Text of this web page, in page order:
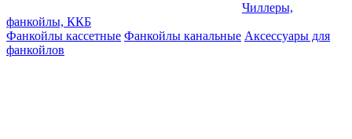
Чиллеры,
фанкойлы, ККБ
Фанкойлы кассетные Фанкойлы канальные Аксессуары для
фанкойлов